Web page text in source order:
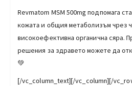
Revmatom MSM 500mg подпомага
кожата и общия метаболизъм чрез
високоефективна органична сяра.
решения за здравето можете да
💚
[/vc_column_text][/vc_column][/